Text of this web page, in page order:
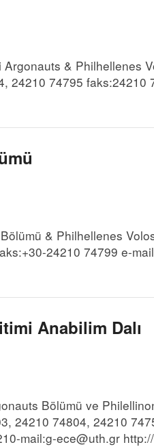
& Philhellenes
24210 74795 faks:24210
& Philhellenes
24210 74799 e-
Anabilim Dalı
Bölümü ve
24210 74804, 24210
mail:g-ece@uth.gr